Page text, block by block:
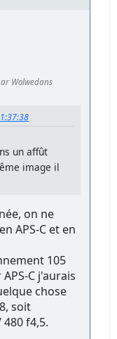
Wolwedans
un affût
image il
on ne
APS-C et en
105
C j'aurais
chose
soit
f4,5.